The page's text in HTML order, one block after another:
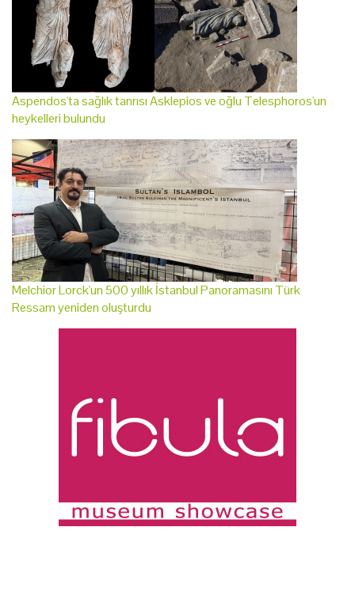
Aspendos'ta sağlık tanrısı Asklepios ve oğlu Telesphoros'un
heykelleri bulundu
Melchior Lorck'un 500 yıllık İstanbul Panoramasını Türk
Ressam yeniden oluşturdu